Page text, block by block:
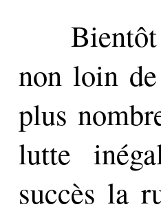
non loin
plus
lutte
succès la